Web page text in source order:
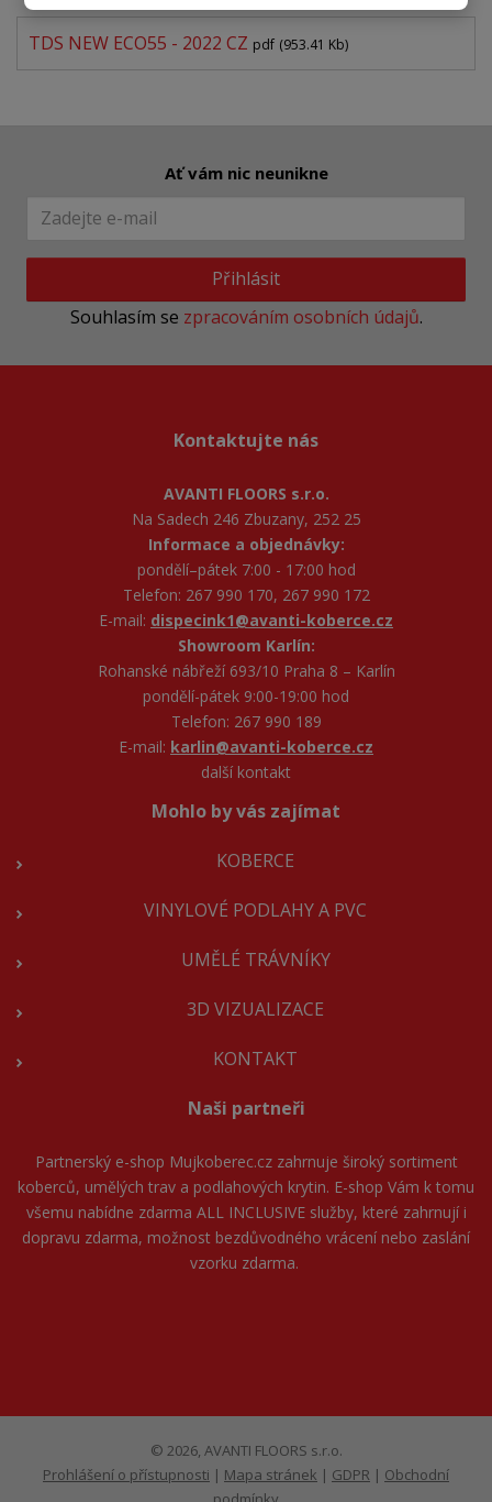
TDS NEW ECO55 - 2022 CZ pdf (953.41 Kb)
Ať vám nic neunikne
Přihlásit
Souhlasím se zpracováním osobních údajů.
Kontaktujte nás
AVANTI FLOORS s.r.o.
Na Sadech 246 Zbuzany, 252 25
Informace a objednávky:
pondělí–pátek 7:00 - 17:00 hod
Telefon: 267 990 170, 267 990 172
E-mail: dispecink1@avanti-koberce.cz
Showroom Karlín:
Rohanské nábřeží 693/10 Praha 8 – Karlín
pondělí-pátek 9:00-19:00 hod
Telefon: 267 990 189
E-mail: karlin@avanti-koberce.cz
další kontakt
Mohlo by vás zajímat
KOBERCE
VINYLOVÉ PODLAHY A PVC
UMĚLÉ TRÁVNÍKY
3D VIZUALIZACE
KONTAKT
Naši partneři
Partnerský e-shop Mujkoberec.czzahrnuje široký sortiment
koberců, umělých trav a podlahových krytin. E-shop Vám k tomu
všemu nabídne zdarma ALL INCLUSIVE služby, které zahrnují i
dopravu zdarma, možnost bezdůvodného vrácení nebo zaslání
vzorku zdarma.
© 2026, AVANTI FLOORS s.r.o.
Prohlášení o přístupnosti | Mapa stránek | GDPR | Obchodní